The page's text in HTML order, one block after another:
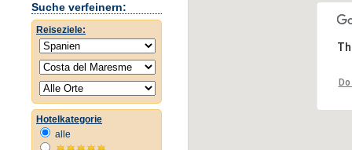
Suche verfeinern:
Reiseziele:
Hotelkategorie
alle